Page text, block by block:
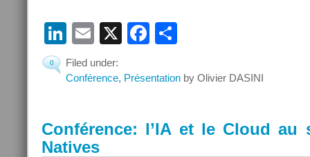
LinkedIn
Email
X Facebook
0
Filed under:
Conférence, Présentation by Olivier DASINI
Conférence: l’IA et le Cloud au
Natives